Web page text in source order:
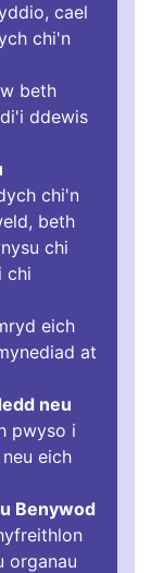
cael
chi'n
beth
ddewis
chi'n
beth
chi
chi
eich
at
neu
pwyso i
eich
Benywod
organau